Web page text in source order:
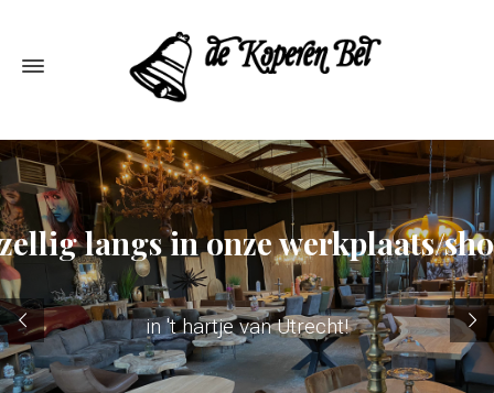
in 't hartje van Utrecht!
langs in onze werkplaats/